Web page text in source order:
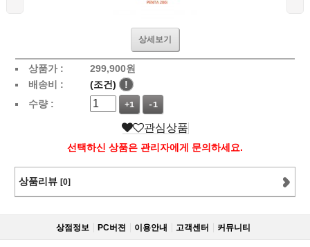
상세보기
상품가 : 299,900원
배송비 :
(조건)
!
수량 :
+1 -1
관심상품
선택하신 상품은 관리자에게 문의하세요.
상품리뷰 [0]
상점정보 PC버젼 이용안내 고객센터 커뮤니티